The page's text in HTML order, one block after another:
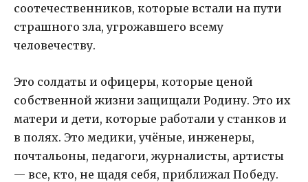
соотечественников, которые встали на пути
страшного зла, угрожавшего всему
человечеству.
Это солдаты и офицеры, которые ценой
собственной жизни защищали Родину. Это их
матери и дети, которые работали у станков и
в полях. Это медики, учёные, инженеры,
почтальоны, педагоги, журналисты, артисты
— все, кто, не щадя себя, приближал Победу.